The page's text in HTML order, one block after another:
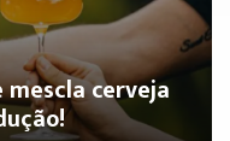
cerveja